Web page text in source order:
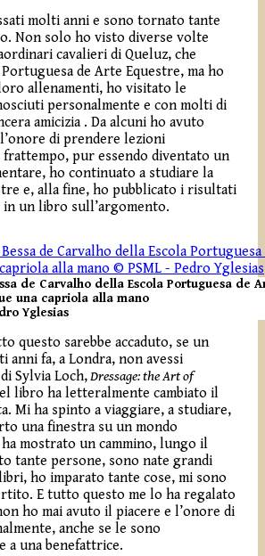
molti anni e sono tornato tante
Non solo ho visto diverse volte
cavalieri di Queluz, che
de Arte Equestre, ma ho
allenamenti, ho visitato le
personalmente e con molti di
amicizia . Da alcuni ho avuto
di prendere lezioni
frattempo, pur essendo diventato un
ho continuato a studiare la
e, alla fine, ho pubblicato i risultati
un libro sull’argomento.
de Carvalho della Escola Portuguesa de
una capriola alla mano
Yglesias
questo sarebbe accaduto, se un
anni fa, a Londra, non avessi
Sylvia Loch,Dressage: the Art of
libro ha letteralmente cambiato il
Mi ha spinto a viaggiare, a studiare,
una finestra su un mondo
mostrato un cammino, lungo il
tante persone, sono nate grandi
ho imparato tante cose, mi sono
E tutto questo me lo ha regalato
ho mai avuto il piacere e l’onore di
anche se le sono
a una benefattrice.